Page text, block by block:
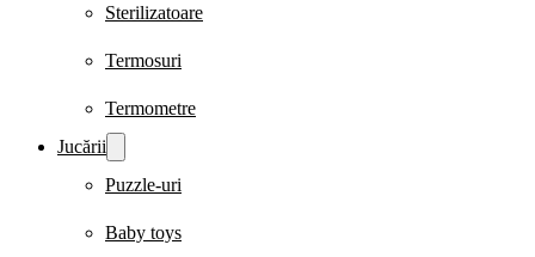
Sterilizatoare
Termosuri
Termometre
Jucării
Puzzle-uri
Baby toys